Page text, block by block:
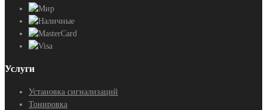
Услуги
Установка сигнализаций
Тонировка